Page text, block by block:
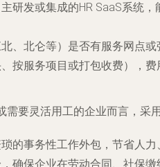
研发或集成的HR SaaS系统
、北仑等）是否有服务网点
按服务项目或打包收费），费
要灵活用工的企业而言，采
的事务性工作外包，节省人
确保企业在劳动合同、社保